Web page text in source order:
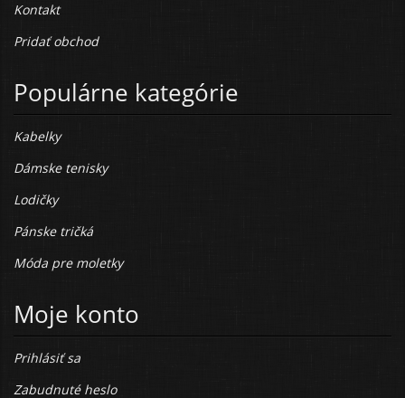
Kontakt
Pridať obchod
Populárne kategórie
Kabelky
Dámske tenisky
Lodičky
Pánske tričká
Móda pre moletky
Moje konto
Prihlásiť sa
Zabudnuté heslo